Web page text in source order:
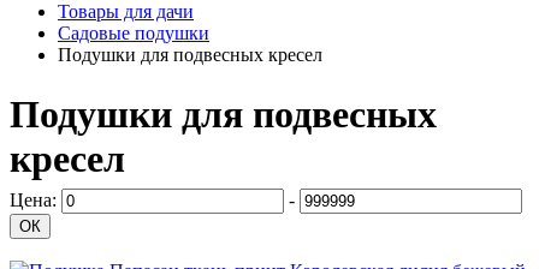
Товары для дачи
Садовые подушки
Подушки для подвесных кресел
Подушки для подвесных
кресел
Цена: -